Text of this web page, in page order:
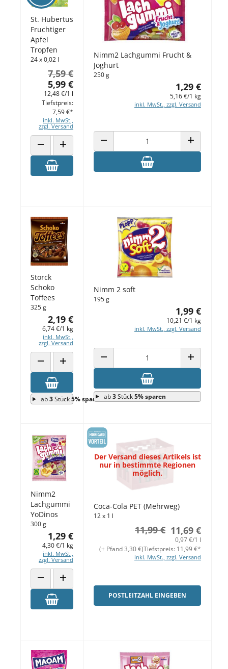
St. Hubertus
Fruchtiger
Apfel
Tropfen
24 x 0,02 l
5,99 €
7,59 €
12,48 €/1 l
inkl. MwSt.,
zzgl. Versand
Tiefstpreis:
7,59 €*
ANZAHL VERRINGERN
ANZAHL ERHÖHEN
Nimm2 Lachgummi Frucht &
Joghurt
250 g
1,29 €
5,16 €/1 kg
inkl. MwSt., zzgl. Versand
ANZAHL VERRINGERN ANZAHL
Storck
Schoko
Toffees
325 g
2,19 €
6,74 €/1 kg
inkl. MwSt.,
zzgl. Versand
ANZAHL VERRINGERN
ANZAHL ERHÖHEN
ab3Stück5% sparen
Nimm 2 soft
195 g
1,99 €
10,21 €/1 kg
inkl. MwSt., zzgl. Versand
ANZAHL VERRINGERN ANZAHL
ab3Stück5% sparen
Nimm2
Lachgummi
YoDinos
300 g
1,29 €
4,30 €/1 kg
inkl. MwSt.,
zzgl. Versand
ANZAHL VERRINGERN
ANZAHL ERHÖHEN
Der Versand dieses Artikels ist
nur in bestimmte Regionen
möglich.
Coca-Cola PET (Mehrweg)
12 x 1 l
11,69 €
11,99 €
0,97 €/1 l
inkl. MwSt., zzgl. Versand
(+ Pfand 3,30 €)Tiefstpreis: 11,99 €*
POSTLEITZAHL EINGEBEN